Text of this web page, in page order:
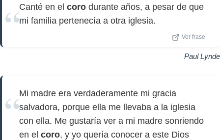
Canté en el coro durante años, a pesar de que
mi familia pertenecía a otra iglesia.
Ver frase
Paul Lynde
Mi madre era verdaderamente mi gracia
salvadora, porque ella me llevaba a la iglesia
con ella. Me gustaría ver a mi madre sonriendo
en el coro, y yo quería conocer a este Dios